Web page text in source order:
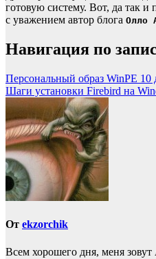
готовую систему. Вот, да так
с уважением автор блога Олло
Навигация по
Персональный образ WinPE 10
Шаги установки Firebird на
От ekzorchik
Всем хорошего дня, меня